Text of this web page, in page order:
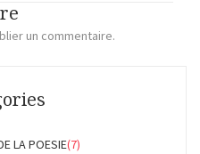
un commentaire.
LA POESIE(7)